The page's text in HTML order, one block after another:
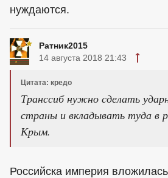
нуждаются.
Ратник2015
14 августа 2018 21:43
Цитата: кредо
Транссиб нужно сделать
страны и вкладывать туда в
Крым.
Российска империя